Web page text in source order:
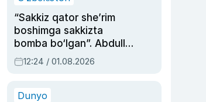
“Sakkiz qator she’rim
boshimga sakkizta
bomba bo‘lgan”. Abdulla
Oripovni siyosiy
ayblovlardan asrab
12:24 / 01.08.2026
Dunyo